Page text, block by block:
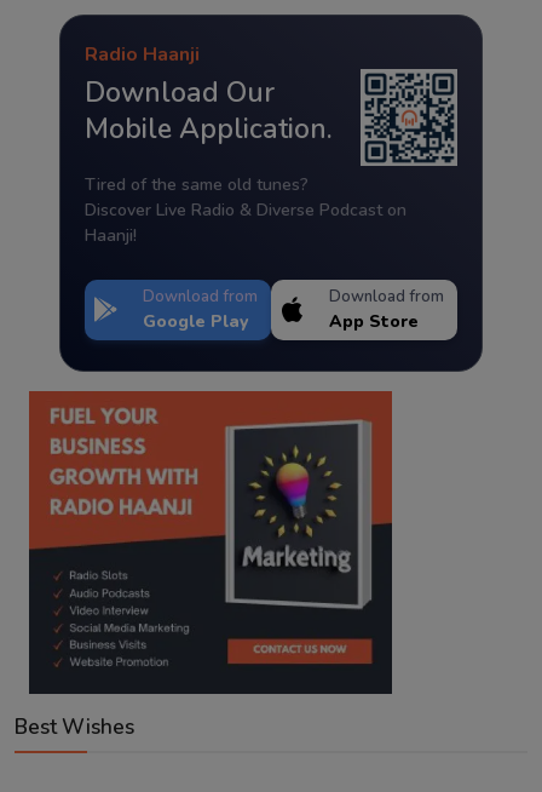
Radio Haanji
Download Our
Mobile Application.
Tired of the same old tunes?
Discover Live Radio & Diverse Podcast on
Haanji!
Download from
Google Play
Download from
App Store
Best Wishes